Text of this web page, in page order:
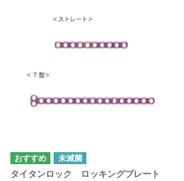
未滅菌
タイタンロック ロッキングプレート